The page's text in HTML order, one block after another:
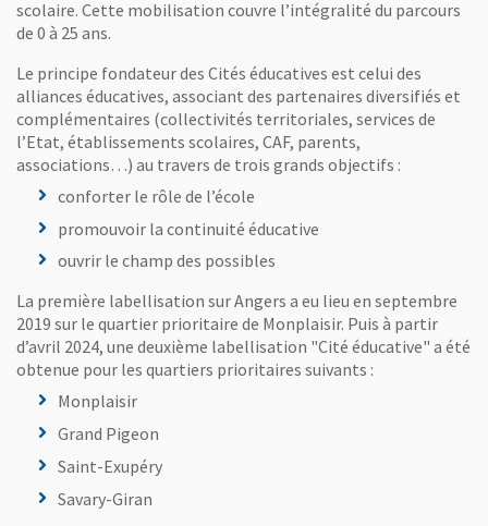
scolaire. Cette mobilisation couvre l’intégralité du parcours
de 0 à 25 ans.
Le principe fondateur des Cités éducatives est celui des
alliances éducatives, associant des partenaires diversifiés et
complémentaires (collectivités territoriales, services de
l’Etat, établissements scolaires, CAF, parents,
associations…) au travers de trois grands objectifs :
conforter le rôle de l’école
promouvoir la continuité éducative
ouvrir le champ des possibles
La première labellisation sur Angers a eu lieu en septembre
2019 sur le quartier prioritaire de Monplaisir. Puis à partir
d’avril 2024, une deuxième labellisation "Cité éducative" a été
obtenue pour les quartiers prioritaires suivants :
Monplaisir
Grand Pigeon
Saint-Exupéry
Savary-Giran